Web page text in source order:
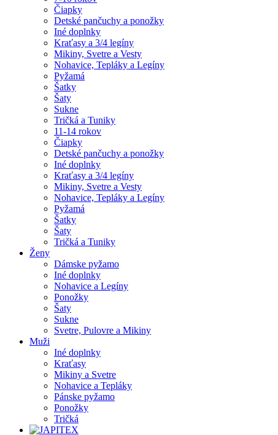
Čiapky
Detské pančuchy a ponožky
Iné doplnky
Kraťasy a 3/4 legíny
Mikiny, Svetre a Vesty
Nohavice, Tepláky a Legíny
Pyžamá
Šatky
Šaty
Sukne
Tričká a Tuniky
11-14 rokov
Čiapky
Detské pančuchy a ponožky
Iné doplnky
Kraťasy a 3/4 legíny
Mikiny, Svetre a Vesty
Nohavice, Tepláky a Legíny
Pyžamá
Šatky
Šaty
Tričká a Tuniky
Ženy
Dámske pyžamo
Iné doplnky
Nohavice a Legíny
Ponožky
Šaty
Sukne
Svetre, Pulovre a Mikiny
Muži
Iné doplnky
Kraťasy
Mikiny a Svetre
Nohavice a Tepláky
Pánske pyžamo
Ponožky
Tričká